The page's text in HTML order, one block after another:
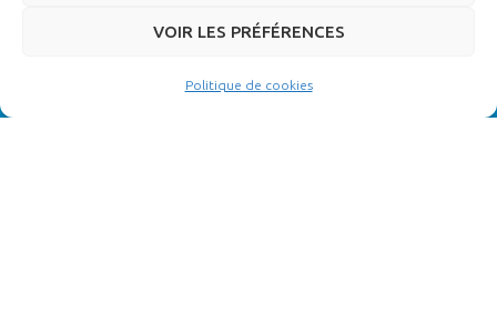
VOIR LES PRÉFÉRENCES
Politique de cookies